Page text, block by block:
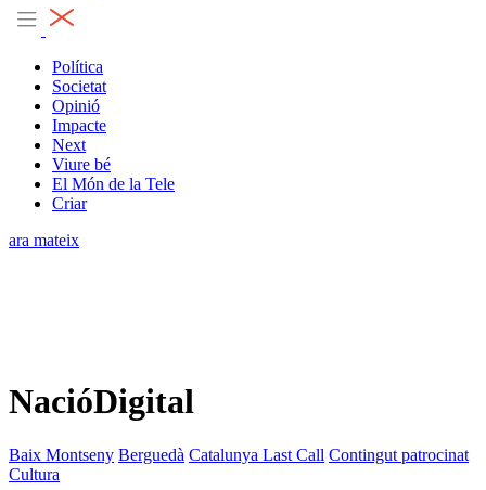
Política
Societat
Opinió
Impacte
Next
Viure bé
El Món de la Tele
Criar
ara mateix
NacióDigital
Baix Montseny Berguedà Catalunya Last Call Contingut patrocinat
Cultura